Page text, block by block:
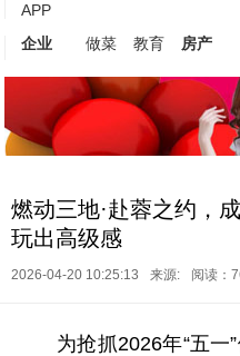
APP
企业
做菜 教育 房产
燃动三地·赴蓉之约，
玩出高级感
2026-04-20 10:25:13 来源: 阅读：
为抢抓2026年“五一